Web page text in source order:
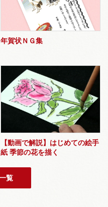
年賀状ＮＧ集
【動画で解説】はじめての絵手
紙 季節の花を描く
覧